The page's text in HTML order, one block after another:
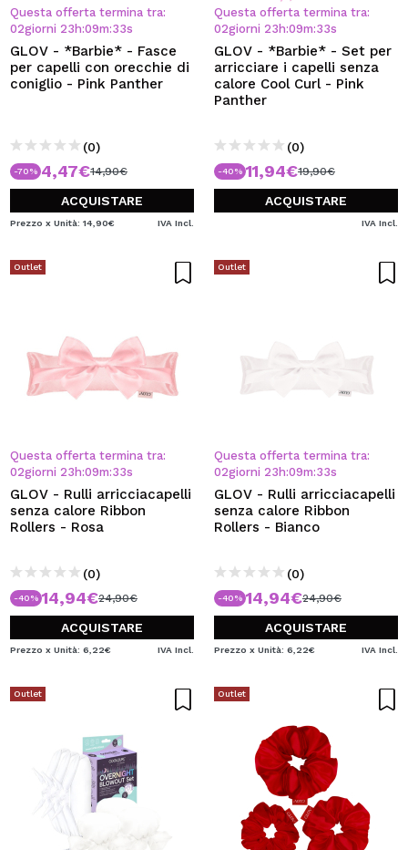
Creando un account su Maquibeauty.it potrai fare i tuoi
acquisti velocemente, controllare lo stato dei tuoi ordini e
consultare le tue operazioni precedenti.
CREARE UN ACCOUNT
Questa offerta termina tra:
02giorni 23 h:09m:32s
GLOV - *Barbie* - Fasce
per capelli con orecchie di
coniglio - Pink Panther
(0)
-70% 4,47€14,90€
ACQUISTARE
Prezzo x Unità: 14,90€ IVA Incl.
Questa offerta termina tra:
02giorni 23 h:09m:32s
GLOV - *Barbie* - Set per
arricciare i capelli senza
calore Cool Curl - Pink
Panther
(0)
-40% 11,94€19,90€
ACQUISTARE
IVA Incl.
Outlet
Questa offerta termina tra:
02giorni 23 h:09m:32s
GLOV - Rulli arricciacapelli
senza calore Ribbon
Rollers - Rosa
(0)
-40% 14,94€24,90€
ACQUISTARE
Prezzo x Unità: 6,22€ IVA Incl.
Outlet
Questa offerta termina tra:
02giorni 23 h:09m:32s
GLOV - Rulli arricciacapelli
senza calore Ribbon
Rollers - Bianco
(0)
-40% 14,94€24,90€
ACQUISTARE
Prezzo x Unità: 6,22€ IVA Incl.
Outlet Outlet